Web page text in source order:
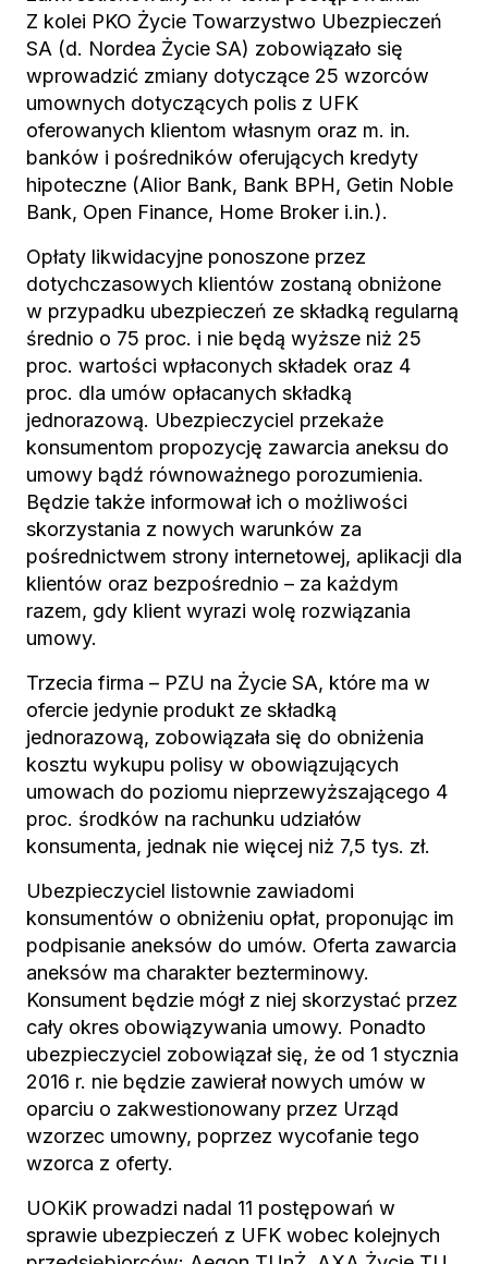
Z kolei PKO Życie Towarzystwo Ubezpieczeń
SA (d. Nordea Życie SA) zobowiązało się
wprowadzić zmiany dotyczące 25 wzorców
umownych dotyczących polis z UFK
oferowanych klientom własnym oraz m. in.
banków i pośredników oferujących kredyty
hipoteczne (Alior Bank, Bank BPH, Getin Noble
Bank, Open Finance, Home Broker i.in.).
Opłaty likwidacyjne ponoszone przez
dotychczasowych klientów zostaną obniżone
w przypadku ubezpieczeń ze składką regularną
średnio o 75 proc. i nie będą wyższe niż 25
proc. wartości wpłaconych składek oraz 4
proc. dla umów opłacanych składką
jednorazową. Ubezpieczyciel przekaże
konsumentom propozycję zawarcia aneksu do
umowy bądź równoważnego porozumienia.
Będzie także informował ich o możliwości
skorzystania z nowych warunków za
pośrednictwem strony internetowej, aplikacji dla
klientów oraz bezpośrednio – za każdym
razem, gdy klient wyrazi wolę rozwiązania
umowy.
Trzecia firma – PZU na Życie SA, które ma w
ofercie jedynie produkt ze składką
jednorazową, zobowiązała się do obniżenia
kosztu wykupu polisy w obowiązujących
umowach do poziomu nieprzewyższającego 4
proc. środków na rachunku udziałów
konsumenta, jednak nie więcej niż 7,5 tys. zł.
Ubezpieczyciel listownie zawiadomi
konsumentów o obniżeniu opłat, proponując im
podpisanie aneksów do umów. Oferta zawarcia
aneksów ma charakter bezterminowy.
Konsument będzie mógł z niej skorzystać przez
cały okres obowiązywania umowy. Ponadto
ubezpieczyciel zobowiązał się, że od 1 stycznia
2016 r. nie będzie zawierał nowych umów w
oparciu o zakwestionowany przez Urząd
wzorzec umowny, poprzez wycofanie tego
wzorca z oferty.
UOKiK prowadzi nadal 11 postępowań w
sprawie ubezpieczeń z UFK wobec kolejnych